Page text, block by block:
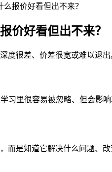
报价好看但出不来？
价好看但出不来？
度很差、价差很宽或难以退出
学习里很容易被忽略、但会
而是知道它解决什么问题、